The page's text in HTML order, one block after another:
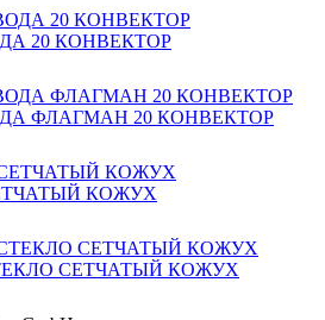
20 КОНВЕКТОР
ФЛАГМАН 20 КОНВЕКТОР
КОЖУХ
СЕТЧАТЫЙ КОЖУХ